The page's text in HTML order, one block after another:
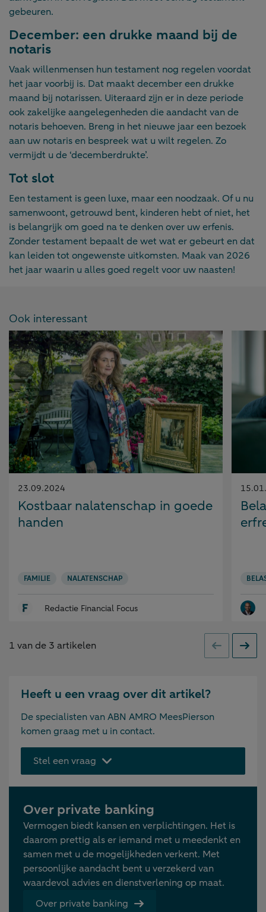
gebeuren.
December: een drukke maand bij de
notaris
Vaak willenmensen hun testament nog regelen voordat
het jaar voorbij is. Dat maakt december een drukke
maand bij notarissen. Uiteraard zijn er in deze periode
ook zakelijke aangelegenheden die aandacht van de
notaris behoeven. Breng in het nieuwe jaar een bezoek
aan uw notaris en bespreek wat u wilt regelen. Zo
vermijdt u de ‘decemberdrukte’.
Tot slot
Een testament is geen luxe, maar een noodzaak. Of u nu
samenwoont, getrouwd bent, kinderen hebt of niet, het
is belangrijk om goed na te denken over uw erfenis.
Zonder testament bepaalt de wet wat er gebeurt en dat
kan leiden tot ongewenste uitkomsten. Maak van 2026
het jaar waarin u alles goed regelt voor uw naasten!
Ook interessant
Gepubliceerd
op:
23.09.2024
Kostbaar nalatenschap in goede
handen
FAMILIE NALATENSCHAP
Redactie Financial Focus
op:
1 van de 3 artikelen Vorige
Heeft u een vraag over dit artikel?
De specialisten van ABN AMRO MeesPierson
komen graag met u in contact.
Stel een vraag
Over private banking
Vermogen biedt kansen en verplichtingen. Het is
daarom prettig als er iemand met u meedenkt en
samen met u de mogelijkheden verkent. Met
persoonlijke aandacht bent u verzekerd van
waardevol advies en dienstverlening op maat.
Over private banking